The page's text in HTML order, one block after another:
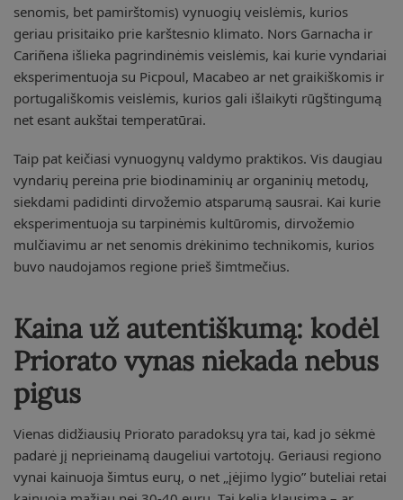
senomis, bet pamirštomis) vynuogių veislėmis, kurios
geriau prisitaiko prie karštesnio klimato. Nors Garnacha ir
Cariñena išlieka pagrindinėmis veislėmis, kai kurie vyndariai
eksperimentuoja su Picpoul, Macabeo ar net graikiškomis ir
portugališkomis veislėmis, kurios gali išlaikyti rūgštingumą
net esant aukštai temperatūrai.
Taip pat keičiasi vynuogynų valdymo praktikos. Vis daugiau
vyndarių pereina prie biodinaminių ar organinių metodų,
siekdami padidinti dirvožemio atsparumą sausrai. Kai kurie
eksperimentuoja su tarpinėmis kultūromis, dirvožemio
mulčiavimu ar net senomis drėkinimo technikomis, kurios
buvo naudojamos regione prieš šimtmečius.
Kaina už autentiškumą: kodėl
Priorato vynas niekada nebus
pigus
Vienas didžiausių Priorato paradoksų yra tai, kad jo sėkmė
padarė jį neprieinamą daugeliui vartotojų. Geriausi regiono
vynai kainuoja šimtus eurų, o net „įėjimo lygio” buteliai retai